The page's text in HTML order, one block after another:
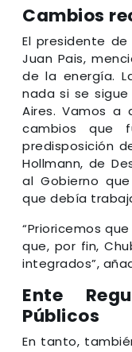
Cambios
El presidente
Juan Pais,
de la energía.
nada si se
Aires. Vamos a
cambios que
predisposición
Hollmann, de
al Gobierno
que debía
“Prioricemos
que, por fin,
integrados”,
Ente
Públicos
En tanto,